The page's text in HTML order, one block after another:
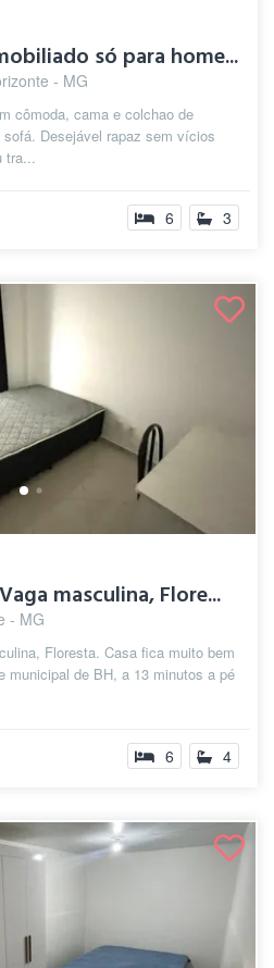
só para home...
- MG
cômoda, cama e colchao de
Desejável rapaz sem vícios
tra...
6 3
masculina, Flore...
- MG
Floresta. Casa fica muito bem
municipal de BH, a 13 minutos a pé
6 4